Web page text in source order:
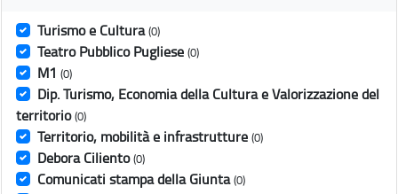
Turismo e Cultura (0)
Teatro Pubblico Pugliese (0)
M1 (0)
Dip. Turismo, Economia della Cultura e Valorizzazione del
territorio (0)
Territorio, mobilità e infrastrutture (0)
Debora Ciliento (0)
Comunicati stampa della Giunta (0)